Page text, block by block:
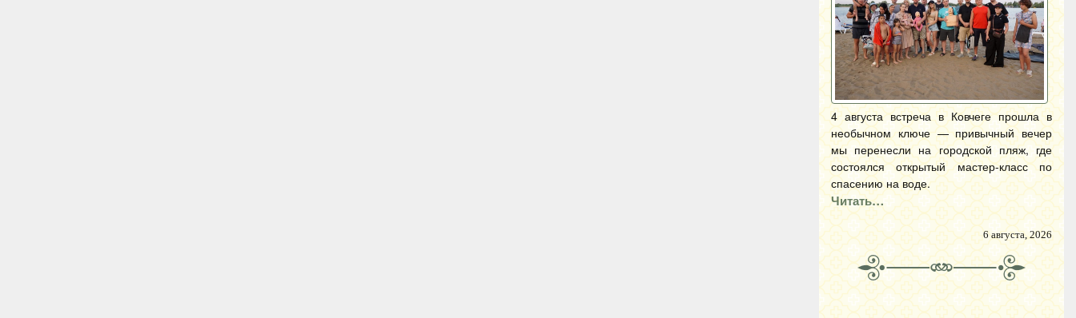
4 августа встреча в Ковчеге прошла в
необычном ключе — привычный вечер
мы перенесли на городской пляж, где
состоялся открытый мастер-класс по
спасению на воде.
Читать…
6 августа, 2026